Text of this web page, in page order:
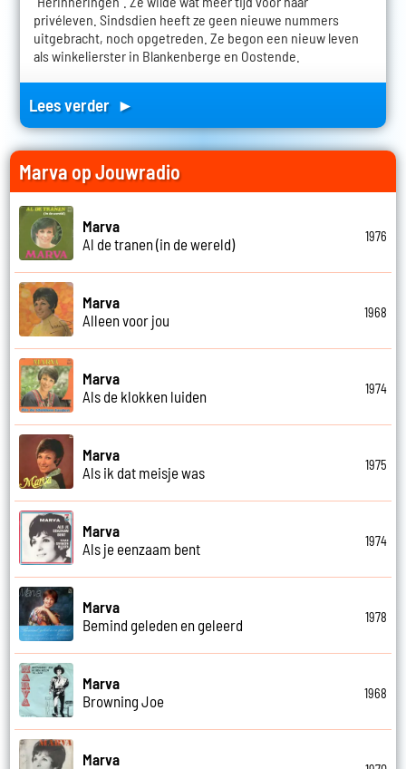
privéleven. Sindsdien heeft ze geen nieuwe nummers
uitgebracht, noch opgetreden. Ze begon een nieuw leven
als winkelierster in Blankenberge en Oostende.
Lees verder ►
Marva op Jouwradio
Marva
Al de tranen (in de wereld)
1976
Marva
Alleen voor jou
1968
Marva
Als de klokken luiden
1974
Marva
Als ik dat meisje was
1975
Marva
Als je eenzaam bent
1974
Marva
Bemind geleden en geleerd
1978
Marva
Browning Joe
1968
Marva